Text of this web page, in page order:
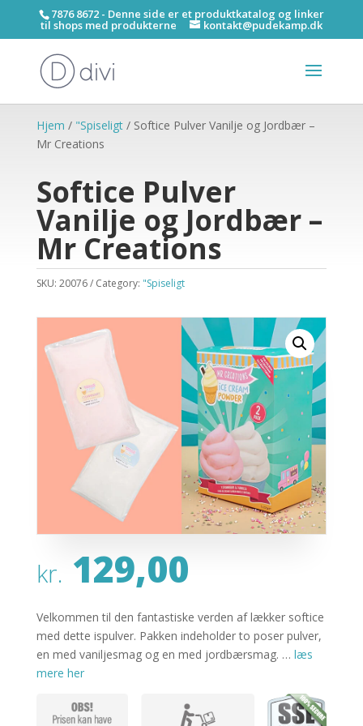
7876 8672 - Denne side er et produktkatalog og linker
til shops med produkterne kontakt@pudekamp.dk
Hjem / "Spiseligt/ Softice Pulver Vanilje og Jordbær –
Mr Creations
Softice Pulver
Vanilje og Jordbær –
Mr Creations
SKU: 20076 Category: "Spiseligt
kr. 129,00
Velkommen til den fantastiske verden af lækker softice
med dette ispulver. Pakken indeholder to poser pulver,
en med vaniljesmag og en med jordbærsmag. … læs
mere her